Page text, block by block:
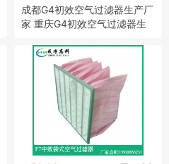
成都G4初效空气过滤器生产厂
家 重庆G4初效空气过滤器生